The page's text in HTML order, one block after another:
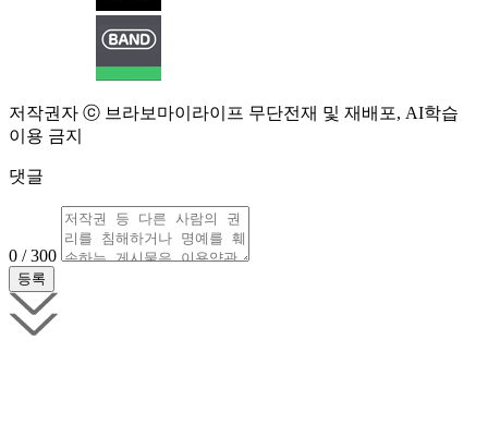
저작권자 ⓒ 브라보마이라이프 무단전재 및 재배포, AI학습
이용 금지
댓글
0 / 300